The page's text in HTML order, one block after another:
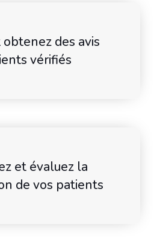
des avis
vérifiés
et évaluez la
de vos patients